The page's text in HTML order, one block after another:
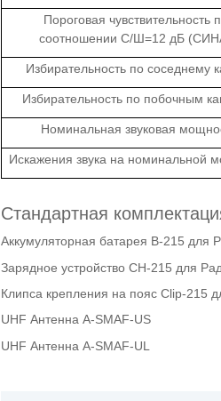
Пороговая чувствительность
соотношении С/Ш=12 дБ
Избирательность по соседнему
Избирательность по побочным
Номинальная звуковая
Искажения звука на номинальной
Стандартная
Аккумуляторная батарея B-215 для
Зарядное устройство CH-215 для
Клипса крепления на пояс Clip-215
UHF Антенна A-SMAF-US
UHF Антенна A-SMAF-UL